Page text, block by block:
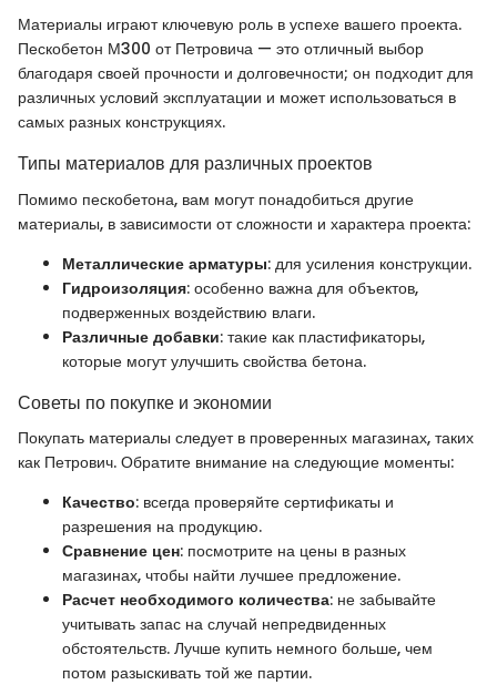
Материалы играют ключевую роль в успехе вашего проекта.
Пескобетон М300 от Петровича — это отличный выбор
благодаря своей прочности и долговечности; он подходит для
различных условий эксплуатации и может использоваться в
самых разных конструкциях.
Типы материалов для различных проектов
Помимо пескобетона, вам могут понадобиться другие
материалы, в зависимости от сложности и характера проекта:
Металлические арматуры: для усиления конструкции.
Гидроизоляция: особенно важна для объектов,
подверженных воздействию влаги.
Различные добавки: такие как пластификаторы,
которые могут улучшить свойства бетона.
Советы по покупке и экономии
Покупать материалы следует в проверенных магазинах, таких
как Петрович. Обратите внимание на следующие моменты:
Качество: всегда проверяйте сертификаты и
разрешения на продукцию.
Сравнение цен: посмотрите на цены в разных
магазинах, чтобы найти лучшее предложение.
Расчет необходимого количества: не забывайте
учитывать запас на случай непредвиденных
обстоятельств. Лучше купить немного больше, чем
потом разыскивать той же партии.